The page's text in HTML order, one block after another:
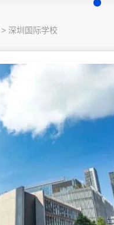
> 深圳国际学校